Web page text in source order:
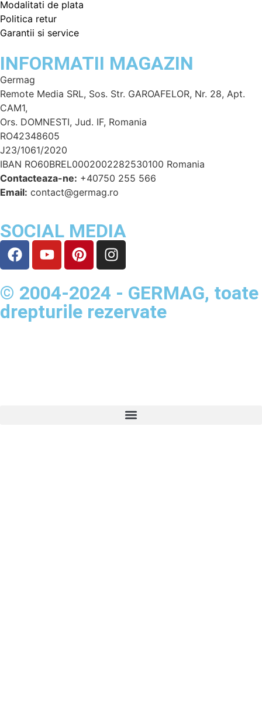
Modalitati de plata
Politica retur
Garantii si service
INFORMATII MAGAZIN
Germag
Remote Media SRL, Sos. Str. GAROAFELOR, Nr. 28, Apt.
CAM1,
Ors. DOMNESTI, Jud. IF, Romania
RO42348605
J23/1061/2020
IBAN RO60BREL0002002282530100 Romania
Contacteaza-ne: +40750 255 566
Email: contact@germag.ro
SOCIAL MEDIA
© 2004-2024 - GERMAG, toate
drepturile rezervate